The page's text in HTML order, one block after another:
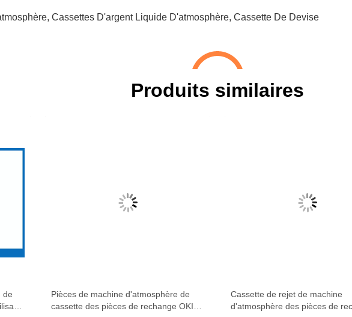
, Cassettes D'argent Liquide D'atmosphère, Cassette De Devise
Produits similaires
de
Pièces de machine d'atmosphère de
cassette des pièces de rechange OKI
Cassette de rejet de machine
d'atmosphère des pièces de